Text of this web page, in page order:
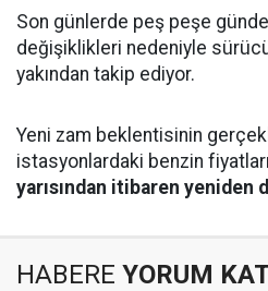
Son günlerde peş peşe
değişiklikleri nedeniyle
yakından takip ediyor.
Yeni zam beklentisinin
istasyonlardaki benzin
yarısından itibaren yeniden
HABERE YORUM